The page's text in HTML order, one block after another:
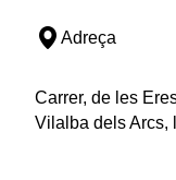
Adreça
Carrer, de les
Vilalba dels Arcs,